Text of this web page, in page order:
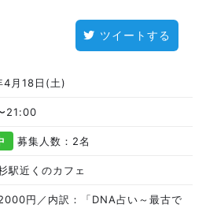
ツイートする
4月18日(土)
21:00
募集人数：2名
駅近くのカフェ
円／内訳：「DNA占い～最古で